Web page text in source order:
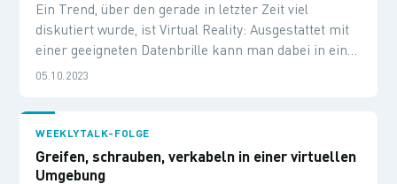
Ein Trend, über den gerade in letzter Zeit viel
diskutiert wurde, ist Virtual Reality: Ausgestattet mit
einer geeigneten Datenbrille kann man dabei in eine
virtuelle Welt eintauchen und künstliche Objekte,
Perspektive erleben. Es gibt einige Hersteller und
ebenso viele verschiedene Designs und Technologien,
die hinter dieser interessanten Technologie stecken -
in diesem Live Stream versuchen wir, ein wenig Licht
05.10.2023
WEEKLYTALK-FOLGE
Greifen, schrauben, verkabeln in einer virtuellen
Umgebung